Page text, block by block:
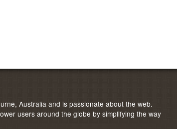
Australia and is passionate about the web.
users around the globe by simplifying the way